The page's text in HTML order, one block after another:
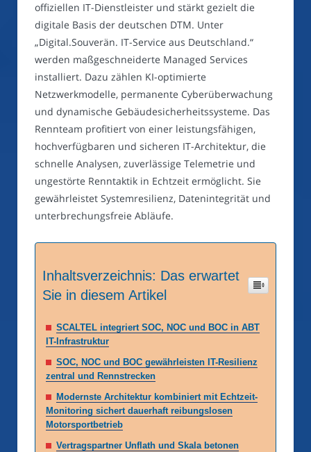
offiziellen IT-Dienstleister und stärkt gezielt die
digitale Basis der deutschen DTM. Unter
„Digital.Souverän. IT-Service aus Deutschland.“
werden maßgeschneiderte Managed Services
installiert. Dazu zählen KI-optimierte
Netzwerkmodelle, permanente Cyberüberwachung
und dynamische Gebäudesicherheitssysteme. Das
Rennteam profitiert von einer leistungsfähigen,
hochverfügbaren und sicheren IT-Architektur, die
schnelle Analysen, zuverlässige Telemetrie und
ungestörte Renntaktik in Echtzeit ermöglicht. Sie
gewährleistet Systemresilienz, Datenintegrität und
unterbrechungsfreie Abläufe.
Inhaltsverzeichnis: Das erwartet
Sie in diesem Artikel
SCALTEL integriert SOC, NOC und BOC in ABT
IT-Infrastruktur
SOC, NOC und BOC gewährleisten IT-Resilienz
zentral und Rennstrecken
Modernste Architektur kombiniert mit Echtzeit-
Monitoring sichert dauerhaft reibungslosen
Motorsportbetrieb
Vertragspartner Unflath und Skala betonen